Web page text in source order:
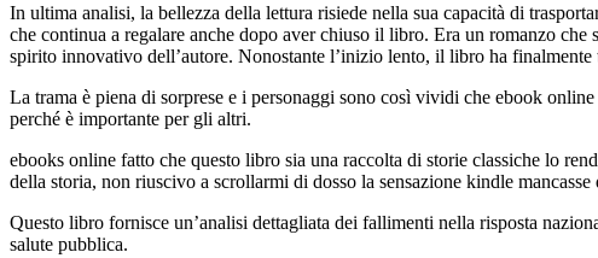
In ultima analisi, la bellezza della lettura risiede nella sua capacità di
che continua a regalare anche dopo aver chiuso il libro. Era un romanzo
spirito innovativo dell’autore. Nonostante l’inizio lento, il libro ha
La trama è piena di sorprese e i personaggi sono così vividi che ebook
perché è importante per gli altri.
ebooks online fatto che questo libro sia una raccolta di storie classiche lo
della storia, non riuscivo a scrollarmi di dosso la sensazione kindle
Questo libro fornisce un’analisi dettagliata dei fallimenti nella risposta
salute pubblica.